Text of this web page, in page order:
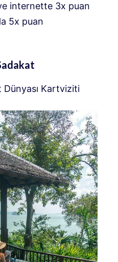
internette 3x puan
5x puan
Dünyası Kartviziti